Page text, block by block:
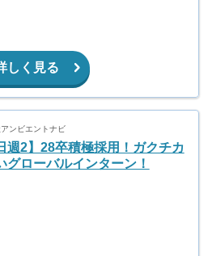
しく見る
ンビエントナビ
週2】28卒積極採用！ガクチカ
グローバルインターン！